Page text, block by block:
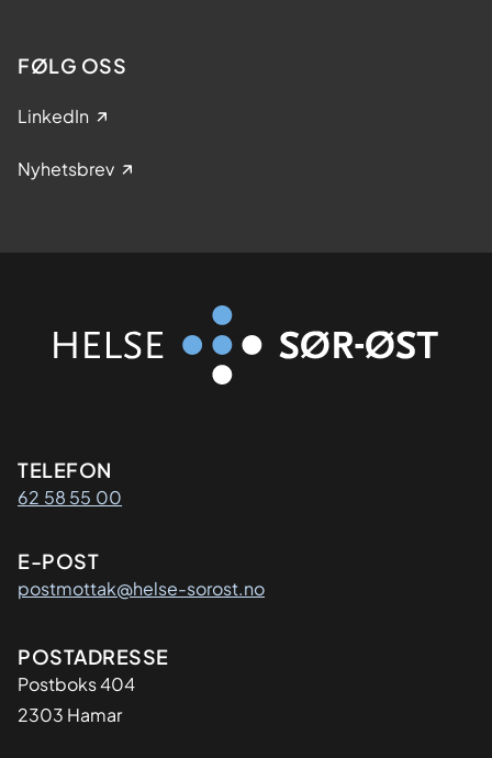
FØLG OSS
LinkedIn
Nyhetsbrev
Kontaktinformasjon
TELEFON
62 58 55 00
E-POST
postmottak@helse-sorost.no
Adresse
POSTADRESSE
Postboks 404
2303 Hamar